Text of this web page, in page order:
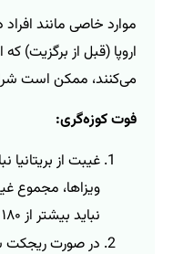
موارد خاصی مانند
اروپا (قبل از برگزیت)
می‌کنند، ممکن است
فوت کوزه‌گری:
غیبت از بریتانیا
ویزاها، مجموع
نباید بیشتر از ۱۸۰ روز باشد.
در صورت ریجکت